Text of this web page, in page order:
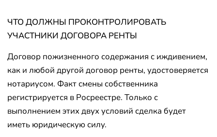
ЧТО ДОЛЖНЫ ПРОКОНТРОЛИРОВАТЬ
УЧАСТНИКИ ДОГОВОРА РЕНТЫ
Договор пожизненного содержания с иждивением,
как и любой другой договор ренты, удостоверяется
нотариусом. Факт смены собственника
регистрируется в Росреестре. Только с
выполнением этих двух условий сделка будет
иметь юридическую силу.